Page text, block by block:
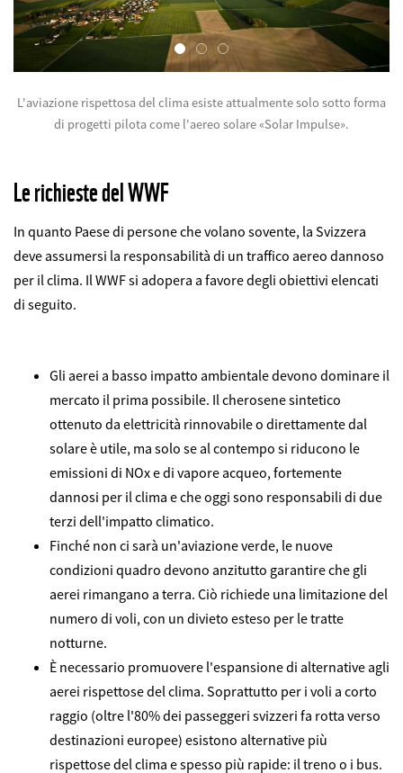
L'aviazione rispettosa del clima esiste attualmente solo sotto forma
di progetti pilota come l'aereo solare «Solar Impulse».
Le richieste del WWF
In quanto Paese di persone che volano sovente, la Svizzera
deve assumersi la responsabilità di un traffico aereo dannoso
per il clima. Il WWF si adopera a favore degli obiettivi elencati
di seguito.
Gli aerei a basso impatto ambientale devono dominare il
mercato il prima possibile. Il cherosene sintetico
ottenuto da elettricità rinnovabile o direttamente dal
solare è utile, ma solo se al contempo si riducono le
emissioni di NOx e di vapore acqueo, fortemente
dannosi per il clima e che oggi sono responsabili di due
terzi dell'impatto climatico.
Finché non ci sarà un'aviazione verde, le nuove
condizioni quadro devono anzitutto garantire che gli
aerei rimangano a terra. Ciò richiede una limitazione del
numero di voli, con un divieto esteso per le tratte
notturne.
È necessario promuovere l'espansione di alternative agli
aerei rispettose del clima. Soprattutto per i voli a corto
raggio (oltre l'80% dei passeggeri svizzeri fa rotta verso
destinazioni europee) esistono alternative più
rispettose del clima e spesso più rapide: il treno o i bus.